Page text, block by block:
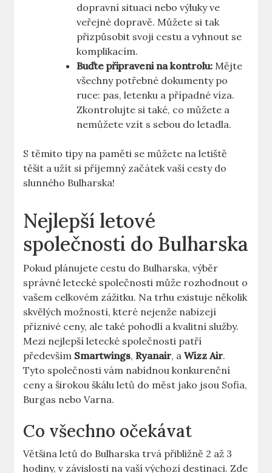
dopravní situaci nebo výluky ve
veřejné dopravě. Můžete si tak
přizpůsobit svoji cestu a vyhnout se
komplikacím.
Buďte připraveni na kontrolu: Mějte
všechny potřebné dokumenty po
ruce: pas, letenku a případné víza.
Zkontrolujte si také, co můžete a
nemůžete vzít s sebou do letadla.
S těmito tipy na paměti se můžete na letiště
těšit a užít si příjemný začátek vaší cesty do
slunného Bulharska!
Nejlepší letové
společnosti do Bulharska
Pokud plánujete cestu do Bulharska, výběr
správné letecké společnosti může rozhodnout o
vašem celkovém zážitku. Na trhu existuje několik
skvělých možností, které nejenže nabízejí
příznivé ceny, ale také pohodlí a kvalitní služby.
Mezi nejlepší letecké společnosti patří
především Smartwings,Ryanair, aWizz Air.
Tyto společnosti vám nabídnou konkurenční
ceny a širokou škálu letů do měst jako jsou Sofia,
Burgas nebo Varna.
Co všechno očekávat
Většina letů do Bulharska trvá přibližně 2 až 3
hodiny, v závislosti na vaší výchozí destinaci. Zde